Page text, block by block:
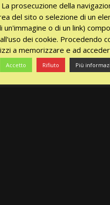
prosecuzione della
del sito o selezione di un
o di un link)
dei cookie. Procedendo
a memorizzare e ad
Accetto Rifiuto Più